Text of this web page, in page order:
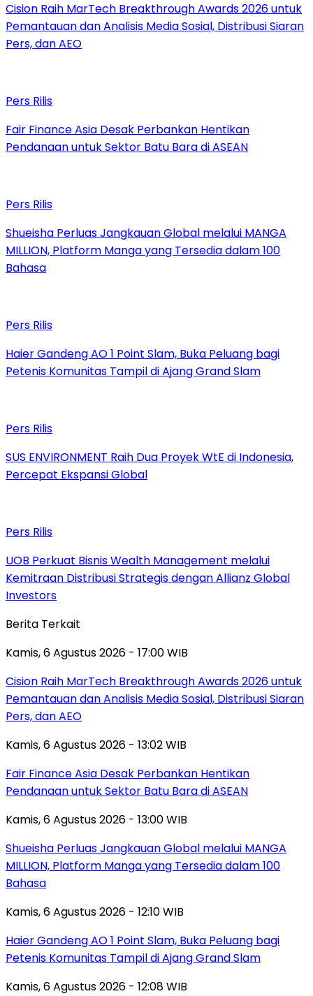
Cision Raih MarTech Breakthrough Awards 2026 untuk
Pemantauan dan Analisis Media Sosial, Distribusi Siaran
Pers, dan AEO
Pers Rilis
Fair Finance Asia Desak Perbankan Hentikan
Pendanaan untuk Sektor Batu Bara di ASEAN
Pers Rilis
Shueisha Perluas Jangkauan Global melalui MANGA
MILLION, Platform Manga yang Tersedia dalam 100
Bahasa
Pers Rilis
Haier Gandeng AO 1 Point Slam, Buka Peluang bagi
Petenis Komunitas Tampil di Ajang Grand Slam
Pers Rilis
SUS ENVIRONMENT Raih Dua Proyek WtE di Indonesia,
Percepat Ekspansi Global
Pers Rilis
UOB Perkuat Bisnis Wealth Management melalui
Kemitraan Distribusi Strategis dengan Allianz Global
Investors
Berita Terkait
Kamis, 6 Agustus 2026 - 17:00 WIB
Cision Raih MarTech Breakthrough Awards 2026 untuk
Pemantauan dan Analisis Media Sosial, Distribusi Siaran
Pers, dan AEO
Kamis, 6 Agustus 2026 - 13:02 WIB
Fair Finance Asia Desak Perbankan Hentikan
Pendanaan untuk Sektor Batu Bara di ASEAN
Kamis, 6 Agustus 2026 - 13:00 WIB
Shueisha Perluas Jangkauan Global melalui MANGA
MILLION, Platform Manga yang Tersedia dalam 100
Bahasa
Kamis, 6 Agustus 2026 - 12:10 WIB
Haier Gandeng AO 1 Point Slam, Buka Peluang bagi
Petenis Komunitas Tampil di Ajang Grand Slam
Kamis, 6 Agustus 2026 - 12:08 WIB